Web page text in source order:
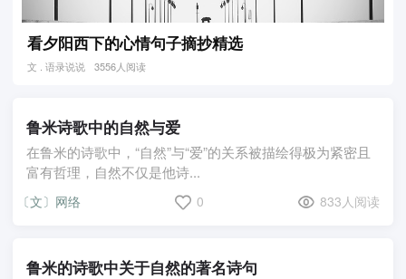
看夕阳西下的心情句子摘抄精选
文 . 语录说说 3556人阅读
鲁米诗歌中的自然与爱
在鲁米的诗歌中，“自然”与“爱”的关系被描绘得极为紧密且
富有哲理，自然不仅是他诗...
〔文〕网络 0 833人阅读
鲁米的诗歌中关于自然的著名诗句